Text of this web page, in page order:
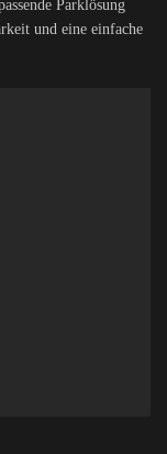
Parklösung
und eine einfache